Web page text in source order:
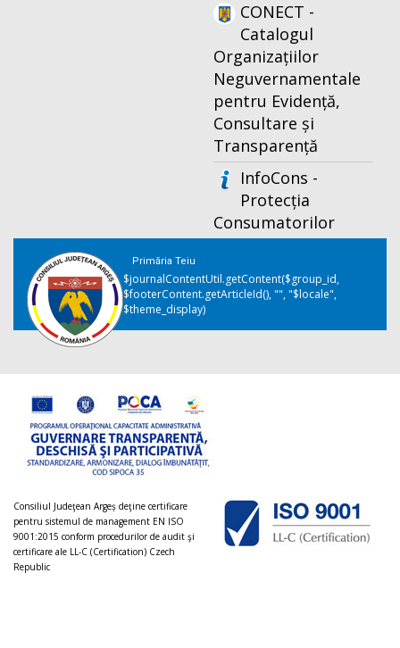
CONECT -
Catalogul
Organizațiilor
Neguvernamentale
pentru Evidență,
Consultare și
Transparență
InfoCons -
Protecția
Consumatorilor
Primăria Teiu
$journalContentUtil.getContent($group_id,
$footerContent.getArticleId(), "", "$locale",
$theme_display)
Consiliul Judeţean Argeș deţine certificare
pentru sistemul de management EN ISO
9001:2015 conform procedurilor de audit şi
certificare ale LL-C (Certification) Czech
Republic